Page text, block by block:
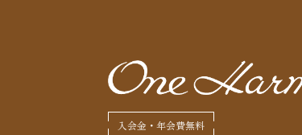
入会金・年会費無料